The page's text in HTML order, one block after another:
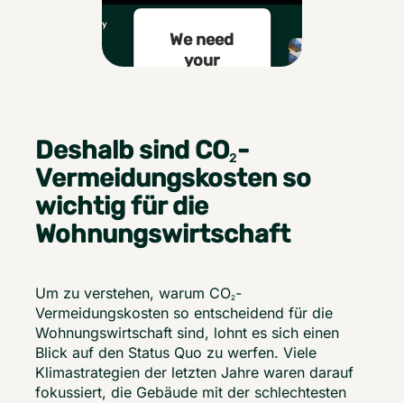
We need
your
service!
Deshalb sind CO2-
Vermeidungskosten so
wichtig für die
Wohnungswirtschaft
Um zu verstehen, warum CO2-
Vermeidungskosten so entscheidend für die
Wohnungswirtschaft sind, lohnt es sich einen
Blick auf den Status Quo zu werfen. Viele
Klimastrategien der letzten Jahre waren darauf
fokussiert, die Gebäude mit der schlechtesten